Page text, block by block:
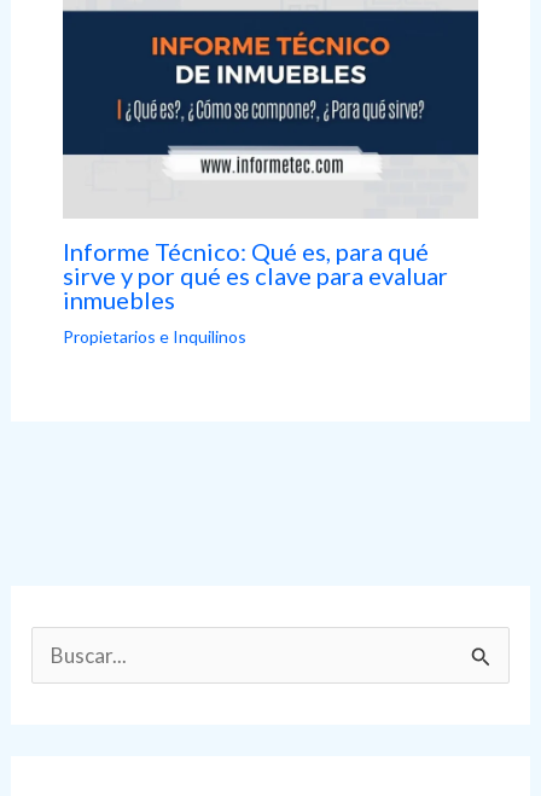
Informe Técnico: Qué es, para qué
sirve y por qué es clave para evaluar
inmuebles
Propietarios e Inquilinos
u